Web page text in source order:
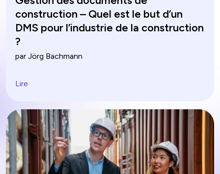
construction – Quel est le but d’un
DMS pour l’industrie de la construction
?
par Jörg Bachmann
Lire